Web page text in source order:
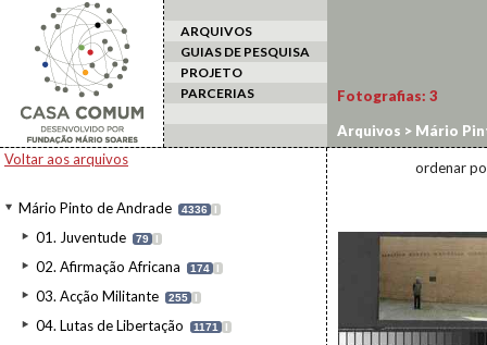
ARQUIVOS
GUIAS DE PESQUISA
PROJETO
PARCERIAS
Voltar aos arquivos
Mário Pinto de Andrade 4336 I
01. Juventude 79 I
02. Afirmação Africana 174 I
03. Acção Militante 255 I
04. Lutas de Libertação 1171 I
Fotografias: 3
Arquivos > Mário
ordenar